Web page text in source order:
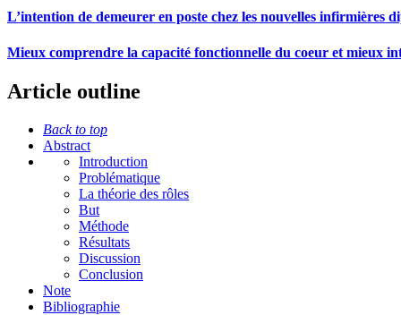
L’intention de demeurer en poste chez les nouvelles infirmières
Mieux comprendre la capacité fonctionnelle du coeur et mieux
Article outline
Back to top
Abstract
Introduction
Problématique
La théorie des rôles
But
Méthode
Résultats
Discussion
Conclusion
Note
Bibliographie